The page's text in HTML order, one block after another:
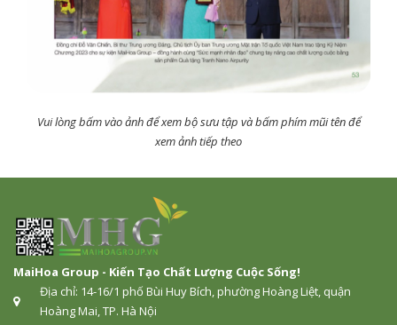
Vui lòng bấm vào ảnh để xem bộ sưu tập và bấm phím mũi tên để
xem ảnh tiếp theo
MaiHoa Group - Kiến Tạo Chất Lượng Cuộc Sống!
Địa chỉ: 14-16/1 phố Bùi Huy Bích, phường Hoàng Liệt, quận
Hoàng Mai, TP. Hà Nội